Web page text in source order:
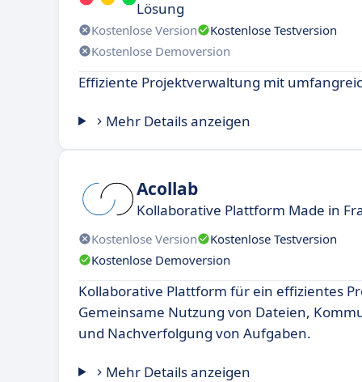
Lösung
Kostenlose Version
Kostenlose Testversion
Kostenlose Demoversion
Effiziente Projektverwaltung mit
Mehr Details anzeigen
Acollab
Kollaborative Plattform Made in
Kostenlose Version
Kostenlose Testversion
Kostenlose Demoversion
Kollaborative Plattform für ein effizientes
Gemeinsame Nutzung von Dateien,
und Nachverfolgung von Aufgaben.
Mehr Details anzeigen